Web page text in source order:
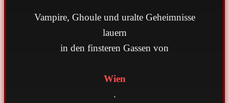
Vampire, Ghoule und uralte Geheimnisse
lauern
in den finsteren Gassen von
Wien
.